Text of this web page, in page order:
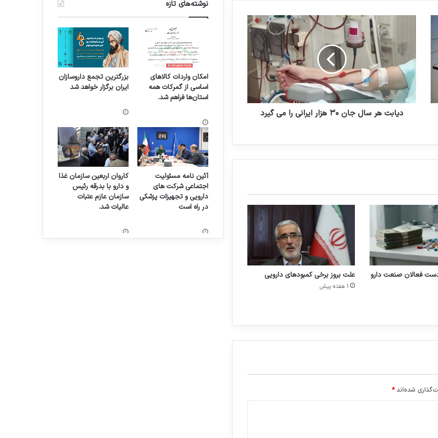
ت
ه
ا
ن
ا
ر
ی
ر
ا
ن
ی
ر
ی
ر
دیابت هر سال جان ۳۰ هزار ایرانی را می گیرد
فعالان صنعت دارو علت بروز برخی کمبودهای دارویی
1 هفته پیش
شده‌اند*
نوشته‌های تازه
امکان واردات کالاهای
اساسی از گمرکات همه
استان‌ها فراهم شد.
بزرگترین تجمع داروسازان
ایران برگزار خواهد شد
آئین نامه مسئولیت
اجتماعی شرکت های
دارویی و تجهیزات پزشکی
در راه است
کاروان اربعین سازمان غذا
و دارو با بدرقه رئیس
سازمان عازم عتبات
عالیات شد.